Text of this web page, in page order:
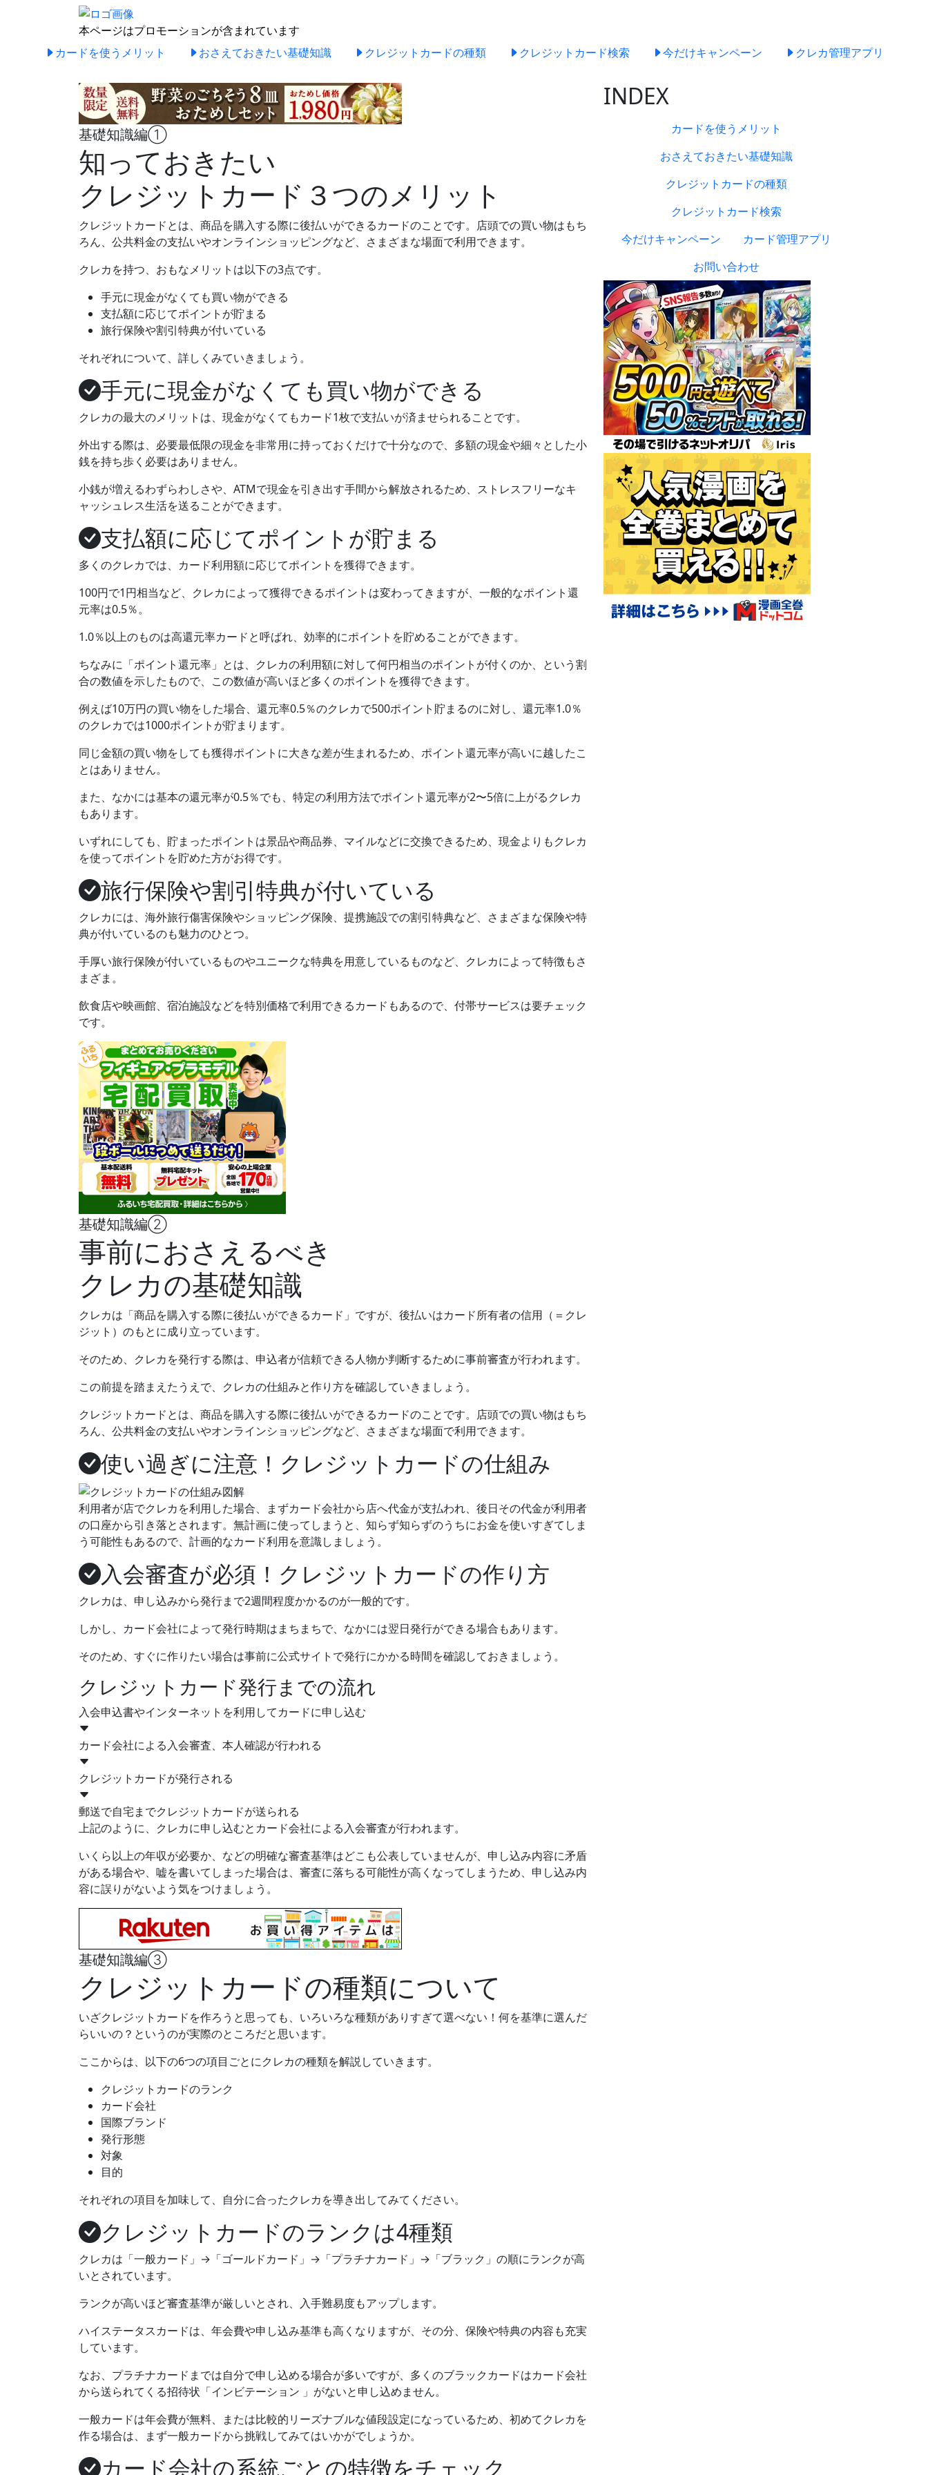
本ページはプロモーションが含まれています
カードを使うメリット
おさえておきたい基礎知識 クレジットカードの種類 クレジットカード検索 今だけキャンペーン クレカ管理アプリ
基礎知識編①
知っておきたい
クレジットカード３つのメリット
クレジットカードとは、商品を購入する際に後払いができるカードのことです。店頭での買い物はもち
ろん、公共料金の支払いやオンラインショッピングなど、さまざまな場面で利用できます。
クレカを持つ、おもなメリットは以下の3点です。
手元に現金がなくても買い物ができる
支払額に応じてポイントが貯まる
旅行保険や割引特典が付いている
それぞれについて、詳しくみていきましょう。
手元に現金がなくても買い物ができる
クレカの最大のメリットは、 現金がなくてもカード1枚で支払いが済ませられることです。
外出する際は、必要最低限の現金を非常用に持っておくだけで十分なので、多額の現金や細々とした小
銭を持ち歩く必要はありません。
小銭が増えるわずらわしさや、ATMで現金を引き出す手間から解放されるため、ストレスフリーなキ
ャッシュレス生活を送ることができます。
支払額に応じてポイントが貯まる
多くのクレカでは、 カード利用額に応じてポイントを獲得できます。
100円で1円相当など、クレカによって獲得できるポイントは変わってきますが、一般的なポイント還
元率は0.5％。
1.0％以上のものは高還元率カードと呼ばれ、効率的にポイントを貯めることができます。
ちなみに「ポイント還元率 」とは、クレカの利用額に対して何円相当のポイントが付くのか、という割
合の数値を示したもので、この数値が高いほど多くのポイントを獲得できます。
例えば10万円の買い物をした場合、還元率0.5％のクレカで500ポイント貯まるのに対し、還元率1.0％
のクレカでは1000ポイントが貯まります。
同じ金額の買い物をしても獲得ポイントに大きな差が生まれるため、ポイント還元率が高いに越したこ
とはありません。
また、なかには基本の還元率が0.5％でも、特定の利用方法でポイント還元率が2〜5倍に上がるクレカ
もあります。
いずれにしても、貯まったポイントは景品や商品券、マイルなどに交換できるため、現金よりもクレカ
を使ってポイントを貯めた方がお得です。
旅行保険や割引特典が付いている
クレカには、 海外旅行傷害保険やショッピング保険、 提携施設での割引特典など、さまざまな保険や特
典が付いているのも魅力のひとつ。
手厚い旅行保険が付いているものやユニークな特典を用意しているものなど、クレカによって特徴もさ
まざま。
飲食店や映画館、宿泊施設などを特別価格で利用できるカードもあるので、 付帯サービスは要チェック
です。
基礎知識編②
事前におさえるべき
クレカの基礎知識
クレカは「商品を購入する際に後払いができるカード」ですが、後払いはカード所有者の信用（＝クレ
ジット） のもとに成り立っています。
そのため、クレカを発行する際は、申込者が信頼できる人物か判断するために事前審査が行われます。
この前提を踏まえたうえで、 クレカの仕組みと作り方を確認していきましょう。
クレジットカードとは、商品を購入する際に後払いができるカードのことです。店頭での買い物はもち
ろん、公共料金の支払いやオンラインショッピングなど、さまざまな場面で利用できます。
使い過ぎに注意！クレジットカードの仕組み
利用者が店でクレカを利用した場合、まずカード会社から店へ代金が支払われ、後日その代金が利用者
の口座から引き落とされます。無計画に使ってしまうと、知らず知らずのうちにお金を使いすぎてしま
う可能性もあるので、 計画的なカード利用を意識しましょう。
入会審査が必須！クレジットカードの作り方
クレカは、申し込みから発行まで2週間程度かかるのが一般的です。
しかし、カード会社によって発行時期はまちまちで、なかには翌日発行ができる場合もあります。
そのため、すぐに作りたい場合は事前に公式サイトで発行にかかる時間を確認しておきましょう。
クレジットカード発行までの流れ
入会申込書やインターネットを利用してカードに申し込む
カード会社による入会審査、本人確認が行われる
クレジットカードが発行される
郵送で自宅までクレジットカードが送られる
上記のように、クレカに申し込むと カード会社による入会審査が行われます。
いくら以上の年収が必要か、などの明確な審査基準はどこも公表していませんが、申し込み内容に矛盾
がある場合や、嘘を書いてしまった場合は、審査に落ちる可能性が高くなってしまうため、 申し込み内
容に誤りがないよう気をつけましょう。
基礎知識編③
クレジットカードの種類について
いざクレジットカードを作ろうと思っても、いろいろな種類がありすぎて選べない！何を基準に選んだ
らいいの？というのが実際のところだと思います。
ここからは、以下の6つの項目ごとにクレカの種類を解説していきます。
クレジットカードのランク
カード会社
国際ブランド
発行形態
対象
目的
それぞれの項目を加味して、自分に合ったクレカを導き出してみてください。
クレジットカードのランクは4種類
クレカは 「一般カード」→「ゴールドカード」→「プラチナカード」→「ブラック」 の順にランクが高
いとされています。
ランクが高いほど審査基準が厳しいとされ、入手難易度もアップします。
ハイステータスカードは、年会費や申し込み基準も高くなりますが、その分、保険や特典の内容も充実
しています。
なお、プラチナカードまでは自分で申し込める場合が多いですが、多くのブラックカードはカード会社
から送られてくる招待状「インビテーション 」がないと申し込めません。
一般カードは年会費が無料、または比較的リーズナブルな値段設定になっているため、初めてクレカを
作る場合は、まず一般カードから挑戦してみてはいかがでしょうか。
カード会社の系統ごとの特徴をチェック
INDEX
カードを使うメリット
おさえておきたい基礎知識
クレジットカードの種類
クレジットカード検索
今だけキャンペーン
カード管理アプリ
お問い合わせ